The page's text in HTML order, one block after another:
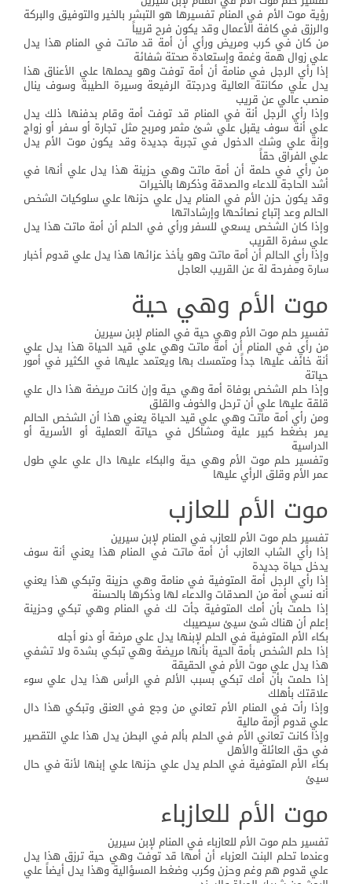
رؤية موت الأم في المنام تفسيرها هو التبشر بالخير والتوفيق والبركة
والرزق في كافة الأعمال وقد يكون فرح قريباً
من كان في كرب ومريض ورأي أن أمة قد ماتت في المنام هذا يدل
علي زوال همة وغمة وإستعادة صحتة شفائة
إذا رأي الرجل في منامة أن أمة توفت وهو يحملها علي الأعناق هذا
يدل علي مكانتة العالية ودرجتة الرفيعة وسيرة الطيبة وسوف ينال
منصب عالي عن قريب
وإذا رأي الرجل أنة في المنام قد توفت أمة وقام بدفنها ذلك يدل
علي أنة سوف يقبل علي شئ مثمر ومربح مثل تجارة أو سفر أو زواج
وإنة علي وشك الدخول في تجربة جديدة وقد يكون موت الأم يدل
علي الفراق حقاً
من رأي في حلمة أن أمة ماتت وهي حزينة هذا يدل علي أنها في
أشد الحاجة للدعاء والصدقة وذكرها بالخيرات
وقد يكون حزن الأم في المنام يدل علي حزنها علي سلوكيات الشخص
الحالم وعد إتباع نصائحها وإرشاداتها
وإذا كان الشخص يسعي للسفر ورأي في الحلم أن أمة ماتت هذا يدل
علي سفرة القريب
وإذا رأي الحالم أن أمة ماتت وهو يأخذ عزائها هذا يدل علي قدوم أخبار
سارة ومفرحة لة عن القريب العاجل
موت الأم وهي حية
تفسير حلم موت الأم وهي حية في المنام لإبن سيرين
من رأي في المنام أن أمة ماتت وهي علي قيد الحياة هذا يدل علي
أنة خائف عليها جداً ومتمسك بها ويعتمد عليها في الكثير في أمور
حياتة
وإذا حلم الشخص بوفاة أمة وهي حية وإن كانت مريضة هذا دال علي
قلقة عليها علي أن ترحل والخوف والقلق
ومن رأي أمة ماتت وهي علي قيد الحياة يعني هذا أن الشخص الحالم
يمر بضغط كبير علية ومشاكل في حياتة العملية أو الأسرية أو
الدراسية
وتفسير حلم موت الأم وهي حية والبكاء عليها دال علي علي طول
عمر الأم وقلق الرأي عليها
موت الأم للعازب
تفسير حلم موت الأم للعازب في المنام لإبن سيرين
إذا رأي الشاب العازب أن أمة ماتت في المنام هذا يعني أنة سوف
يدخل حياة جديدة
إذا رأي الرجل أمة المتوفية في منامة وهي حزينة وتبكي هذا يعني
أنه نسي أمة من الصدقات والدعاء لها وذكرها بالحسنة
إذا حلمت بأن أمك المتوفية جأت لك في المنام وهي تبكي وحزينة
إعلم أن هناك شئ سيئ سيصيبك
بكاء الأم المتوفية في الحلم لإبنها يدل علي مرضة أو دنو أجله
إذا حلم الشخص بأمة الحية بأنها مريضة وهي تبكي بشدة ولا تشفي
هذا يدل علي موت الأم في الحقيقة
إذا حلمت بأن أمك تبكي بسبب الألم في الرأس هذا يدل علي سوء
علاقتك بأهلك
وإذا رأت في المنام الأم تعاني من وجع في العنق وتبكي هذا دال
علي قدوم أزمة مالية
وإذا كانت تعاني الأم في الحلم بألم في البطن يدل هذا علي التقصير
في حق العائلة والأهل
بكاء الأم المتوفية في الحلم يدل علي حزنها علي إبنها لأنة في حال
سيئ
موت الأم للعازباء
تفسير حلم موت الأم للعازباء في المنام لإبن سيرين
وعندما تحلم البنت العزباء أن أمها قد توفت وهي حية ترزق هذا يدل
علي قدوم هم وغم وحزن وكرب وضغط المسؤالية وهذا يدل أيضاً علي